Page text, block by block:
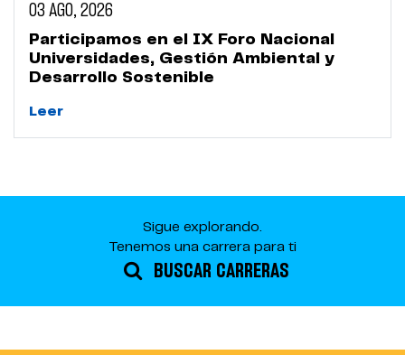
03 AGO, 2026
Participamos en el IX Foro Nacional
Universidades, Gestión Ambiental y
Desarrollo Sostenible
Leer
Sigue explorando.
Tenemos una carrera para ti
BUSCAR CARRERAS